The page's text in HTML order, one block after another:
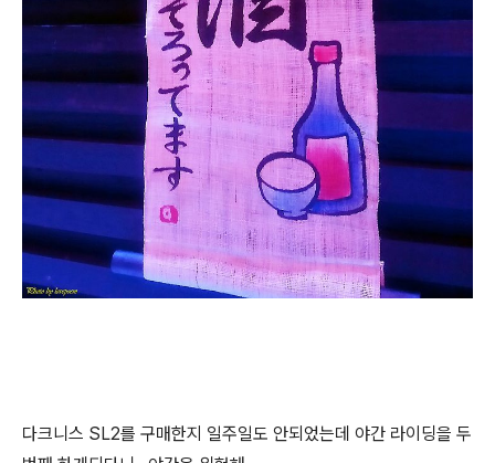
다크니스 SL2를 구매한지 일주일도 안되었는데 야간 라이딩을 두